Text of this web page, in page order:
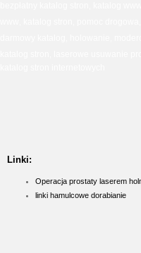
Linki:
Operacja prostaty laserem
linki hamulcowe dorabianie